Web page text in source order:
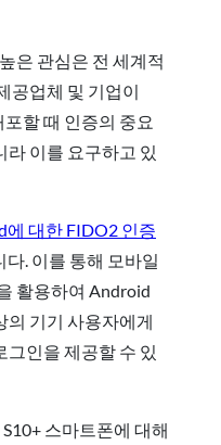
은 관심은 전 세계적
공업체 및 기업이
할 때 인증의 중요
라 이를 요구하고 있
에 대한 FIDO2 인증
. 이를 통해 모바일
활용하여 Android
의 기기 사용자에게
그인을 제공할 수 있
S10+ 스마트폰에 대해